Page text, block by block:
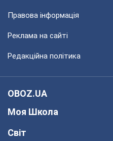
Правова інформація
Реклама на сайті
Редакційна політика
OBOZ.UA
Моя Школа
Світ